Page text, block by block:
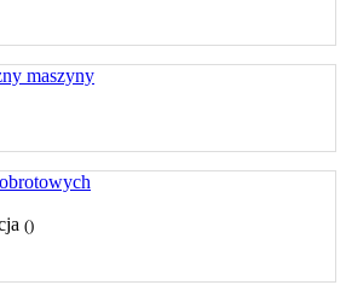
maszyny
()